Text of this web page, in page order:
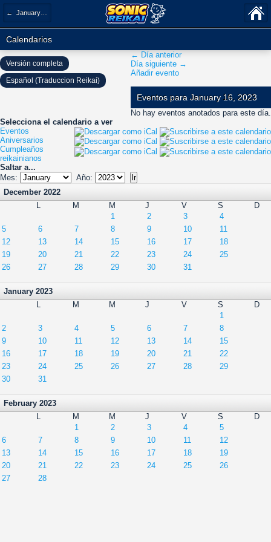
← January 2023
Calendarios
← Día anterior
Día siguiente →
Añadir evento
Eventos para January 16, 2023
No hay eventos anotados para este día.
Selecciona el calendario a ver
Eventos
Aniversarios
Cumpleaños
reikainianos
Saltar a...
Mes:
Año:
December 2022
L
M M J V S
D
1
2 3
4
5
6 7 8 9 10
11
12
13 14 15 16 17
18
19
20 21 22 23 24
25
26
27 28 29 30 31
January 2023
L
M M J V S
D
1
2
3 4 5 6 7
8
9
10 11 12 13 14
15
16
17 18 19 20 21
22
23
24 25 26 27 28
29
30
31
February 2023
L
M M J V S
D
1
2 3 4
5
6
7 8 9 10 11
12
13
14 15 16 17 18
19
20
21 22 23 24 25
26
27
28
Versión completa
Español (Traduccion Reikai)